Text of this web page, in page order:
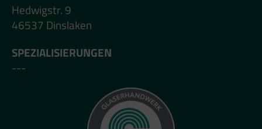
Hedwigstr. 9
46537 Dinslaken
SPEZIALISIERUNGEN
---